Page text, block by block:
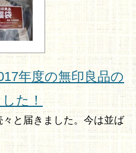
年度の無印良品の
た！
と届きました。今は並ば